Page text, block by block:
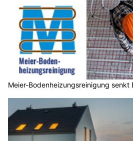
Meier-Bodenheizungsreinigung senkt